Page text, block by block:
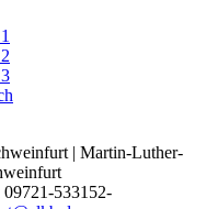
| Martin-Luther-
533152-